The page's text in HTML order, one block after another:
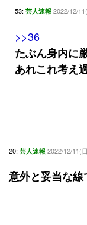
53: 芸人速報 2022/12/
>>36
たぶん身内に
あれこれ考え
20: 芸人速報 2022/12/11(
意外と妥当な